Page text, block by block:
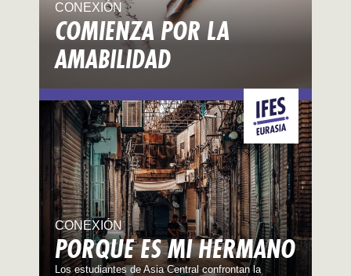
CONEXIÓN
COMIENZA POR LA
AMABILIDAD
CONEXIÓN
PORQUE ES MI HERMANO
Los estudiantes de Asia Central confrontan la